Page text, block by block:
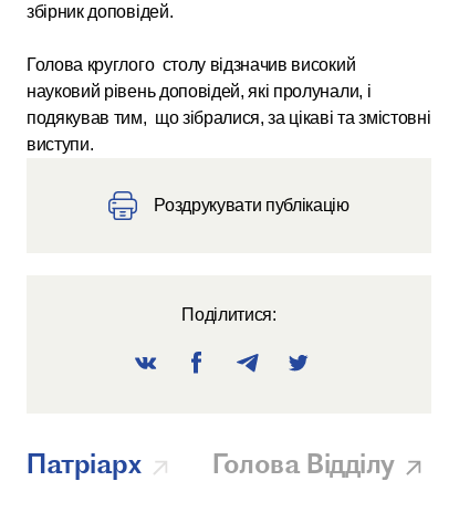
збірник доповідей.
Голова круглого столу відзначив високий
науковий рівень доповідей, які пролунали, і
подякував тим, що зібралися, за цікаві та змістовні
виступи.
Роздрукувати публікацію
Поділитися:
Патріарх Голова Відділу